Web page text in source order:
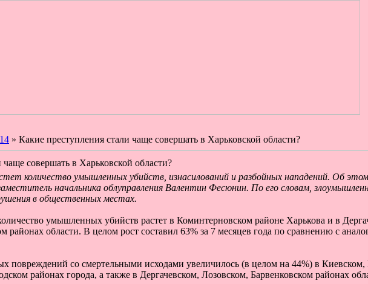
14 » Какие преступления стали чаще совершать в Харьковской области?
совершать в Харьковской области?
количество умышленных убийств, изнасилований и разбойных нападений. Об этом
начальника облуправления Валентин Фесюнин. По его словам,
в общественных местах.
умышленных убийств растет в Коминтерновском районе Харькова и в
районах области. В целом рост составил 63% за 7 месяцев года по сравнению с
повреждений со смертельными исходами увеличилось (в целом на 44%) в
районах города, а также в Дергачевском, Лозовском, Барвенковском районах